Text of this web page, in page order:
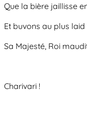
Que la bière jaillisse
Et buvons au plus
Sa Majesté, Roi
Charivari !